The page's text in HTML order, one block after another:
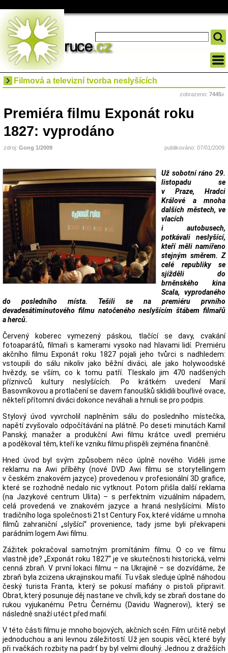
Filmová a televizní tvorba neslyšících
zobrazeno: 7445x
Premiéra filmu Exponát roku
1827: vyprodáno
zdroj: Gong 1/2009 publikováno: 07/01/2009
Už sobotní ráno 29.
listopadu se
v Praze, Hradci
Králové a mnoha
dalších městech, ve
vlacích
i autobusech,
potkávali neslyšící,
kteří měli namířeno
stejným směrem. Z
celé republiky se
sjížděli do
brněnského kina
Scala, vyprodaného
do posledního místa. Tešili se na premiéru prvního
devadesátiminutového filmu natočeného neslyšícím štábem filmařů
a herců.
Červený koberec vymezený páskou, tlačící se davy, cvakání
fotoaparátů, filmaři s kamerami vysoko nad hlavami lidí. Premiéru
akčního filmu Exponát roku 1827 pojali jeho tvůrci s nadhledem:
vstoupili do sálu nikoliv jako běžní diváci, ale jako holywoodské
hvězdy, se vším, co k tomu patří. Tleskalo jim 470 nadšených
příznivců kultury neslyšících. Po krátkém uvedení Marií
Basovníkovou a protlačení se davem fanoušků sklidili bouřlivé ovace,
někteří přítomní diváci dokonce neváhali a hrnuli se pro podpis.
Stylový úvod vyvrcholil naplněním sálu do posledního místečka,
napětí zvyšovalo odpočítávání na plátně. Po deseti minutách Kamil
Panský, manažer a produkční Awi filmu krátce uvedl premiéru
a poděkoval těm, kteří ke vzniku filmu přispěli zejména finančně.
Hned úvod byl svým způsobem něco úplně nového. Viděli jsme
reklamu na Awi příběhy (nové DVD Awi filmu se storytellingem
v českém znakovém jazyce) provedenou v profesionální 3D grafice,
které se rozhodně nedalo nic vytknout. Potom přišla další reklama
(na Jazykové centrum Ulita) – s perfektním vizuálním nápadem,
celá provedená ve znakovém jazyce a hraná neslyšícími. Místo
tradičního loga společnosti 21st Century Fox, které vídáme u mnoha
filmů zahraniční „slyšící“ provenience, tady jsme byli překvapeni
parádním logem Awi filmu.
Zážitek pokračoval samotným promítáním filmu. O co ve filmu
vlastně jde? „Exponát roku 1827“ je ve skutečnosti historická, velmi
cenná zbraň. V první lokaci filmu – na Ukrajině – se dozvídáme, že
zbraň byla zcizena ukrajinskou mafií. Tu však sleduje úplně náhodou
český turista Franta, který se pokusí mafiány o pistoli připravit.
Obrat, který posunuje děj nastane ve chvíli, kdy se zbraň dostane do
rukou vyjukanému Petru Černému (Davidu Wagnerovi), který se
následně snaží utéct před mafií.
V této části filmu je mnoho bojových, akčních scén. Film určitě nebyl
jednoduchou a ani levnou záležitostí. Už jen soupis věcí, které byly
při rvačkách rozbity na padrť by byl velmi dlouhý. Jednou z dražších